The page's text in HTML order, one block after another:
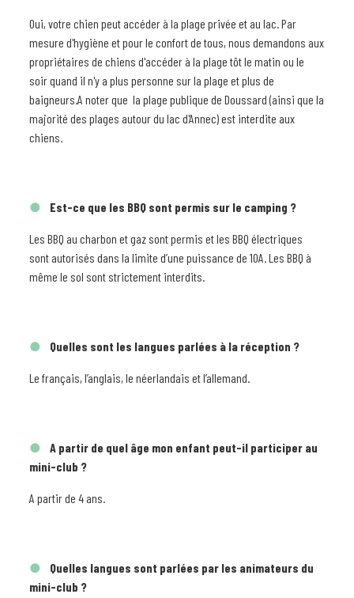
Oui, votre chien peut accéder à la plage privée et au lac. Par
mesure d'hygiène et pour le confort de tous, nous demandons aux
propriétaires de chiens d'accéder à la plage tôt le matin ou le
soir quand il n'y a plus personne sur la plage et plus de
baigneurs.A noter que la plage publique de Doussard (ainsi que la
majorité des plages autour du lac d'Annec) est interdite aux
chiens.
Est-ce que les BBQ sont permis sur le camping ?
Les BBQ au charbon et gaz sont permis et les BBQ électriques
sont autorisés dans la limite d’une puissance de 10A. Les BBQ à
même le sol sont strictement interdits.
Quelles sont les langues parlées à la réception ?
Le français, l’anglais, le néerlandais et l’allemand.
A partir de quel âge mon enfant peut-il participer au
mini-club ?
A partir de 4 ans.
Quelles langues sont parlées par les animateurs du
mini-club ?